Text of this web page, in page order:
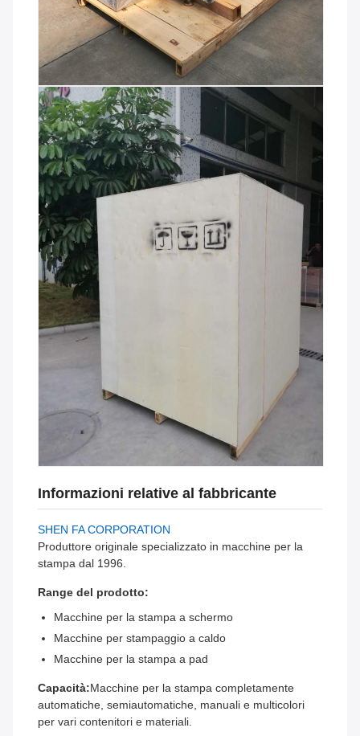
Informazioni relative al fabbricante
SHEN FA CORPORATION
Produttore originale specializzato in macchine per la
stampa dal 1996.
Range del prodotto:
Macchine per la stampa a schermo
Macchine per stampaggio a caldo
Macchine per la stampa a pad
Capacità:Macchine per la stampa completamente
automatiche, semiautomatiche, manuali e multicolori
per vari contenitori e materiali.